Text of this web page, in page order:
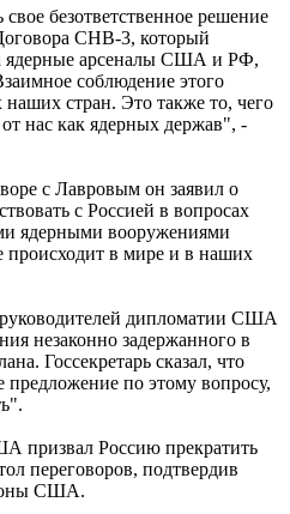
безответственное решение
СНВ-3, который
ядерные арсеналы США и РФ,
соблюдение этого
наших стран. Это также то, чего
нас как ядерных держав", -
с Лавровым он заявил о
с Россией в вопросах
ядерными вооружениями
происходит в мире и в наших
дипломатии США
незаконно задержанного в
Госсекретарь сказал, что
по этому вопросу,
призвал Россию прекратить
переговоров, подтвердив
США.